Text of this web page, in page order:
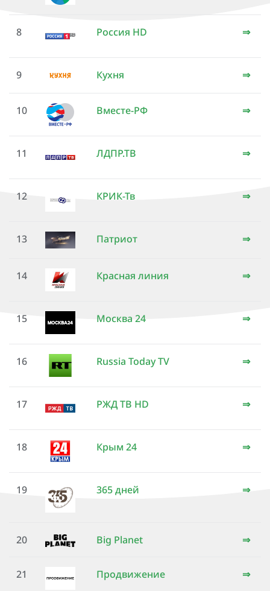
8 Россия HD ⇒
9 Кухня ⇒
10 Вместе-РФ ⇒
11 ЛДПР.ТВ ⇒
12 КРИК-Тв ⇒
13 Патриот ⇒
14 Красная линия ⇒
15 Москва 24 ⇒
16 Russia Today TV ⇒
17 РЖД ТВ HD ⇒
18 Крым 24 ⇒
19 365 дней ⇒
20 Big Planet ⇒
21 Продвижение ⇒